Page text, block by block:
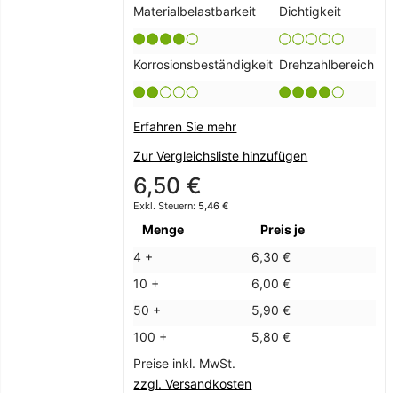
Materialbelastbarkeit
Dichtigkeit
Korrosionsbeständigkeit Drehzahlbereich
Erfahren Sie mehr
Zur Vergleichsliste hinzufügen
6,50 €
5,46 €
Menge
Preis je
4 +
6,30 €
10 +
6,00 €
50 +
5,90 €
100 +
5,80 €
Preise inkl. MwSt.
zzgl. Versandkosten